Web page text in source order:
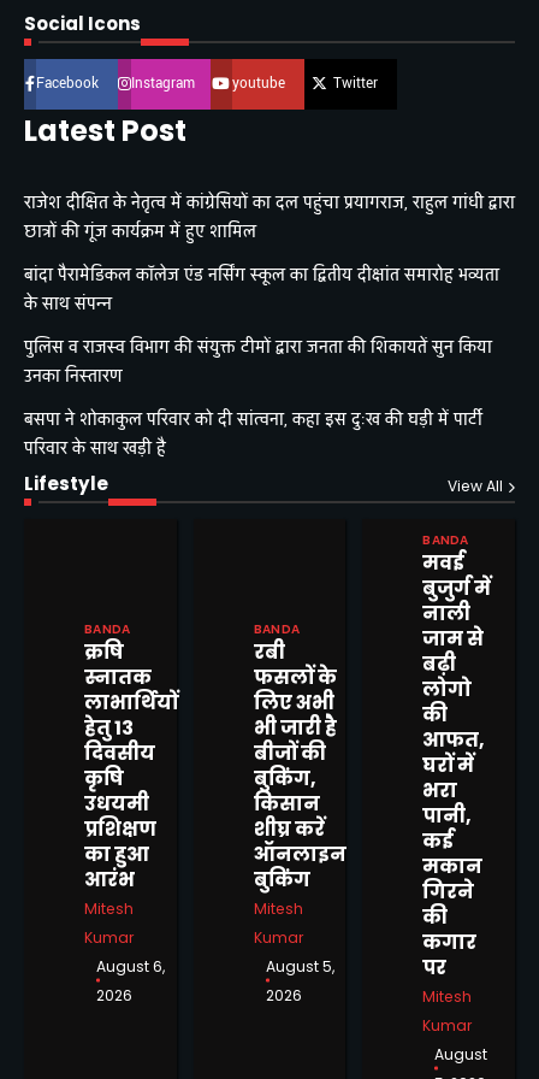
Social Icons
Facebook Instagram youtube Twitter
Latest Post
राजेश दीक्षित के नेतृत्व में कांग्रेसियों का दल पहुंचा प्रयागराज, राहुल गांधी द्वारा
छात्रों की गूंज कार्यक्रम में हुए शामिल
बांदा पैरामेडिकल कॉलेज एंड नर्सिंग स्कूल का द्वितीय दीक्षांत समारोह भव्यता
के साथ संपन्न
पुलिस व राजस्व विभाग की संयुक्त टीमों द्वारा जनता की शिकायतें सुन किया
उनका निस्तारण
बसपा ने शोकाकुल परिवार को दी सांत्वना, कहा इस दुःख की घड़ी में पार्टी
परिवार के साथ खड़ी है
Lifestyle View All
BANDA
क्रषि
स्नातक
लाभार्थियों
हेतु 13
दिवसीय
कृषि
उधयमी
प्रशिक्षण
का हुआ
आरंभ
Mitesh
Kumar
August 6,
2026
BANDA
रबी
फसलों के
लिए अभी
भी जारी है
बीजों की
बुकिंग,
किसान
शीघ्र करें
ऑनलाइन
बुकिंग
Mitesh
Kumar
August 5,
2026
BANDA
मवई
बुजुर्ग में
नाली
जाम से
बढ़ी
लोगो
की
आफत,
घरों में
भरा
पानी,
कई
मकान
गिरने
की
कगार
पर
Mitesh
Kumar
August
बांदा पैरामेडिकल कॉलेज एंड नर्सिंग
स्कूल का द्वितीय दीक्षांत समारोह
भव्यता के साथ संपन्न
Mitesh Kumar
पुलिस व राजस्व विभाग की संयुक्त
टीमों द्वारा जनता की शिकायतें सुन